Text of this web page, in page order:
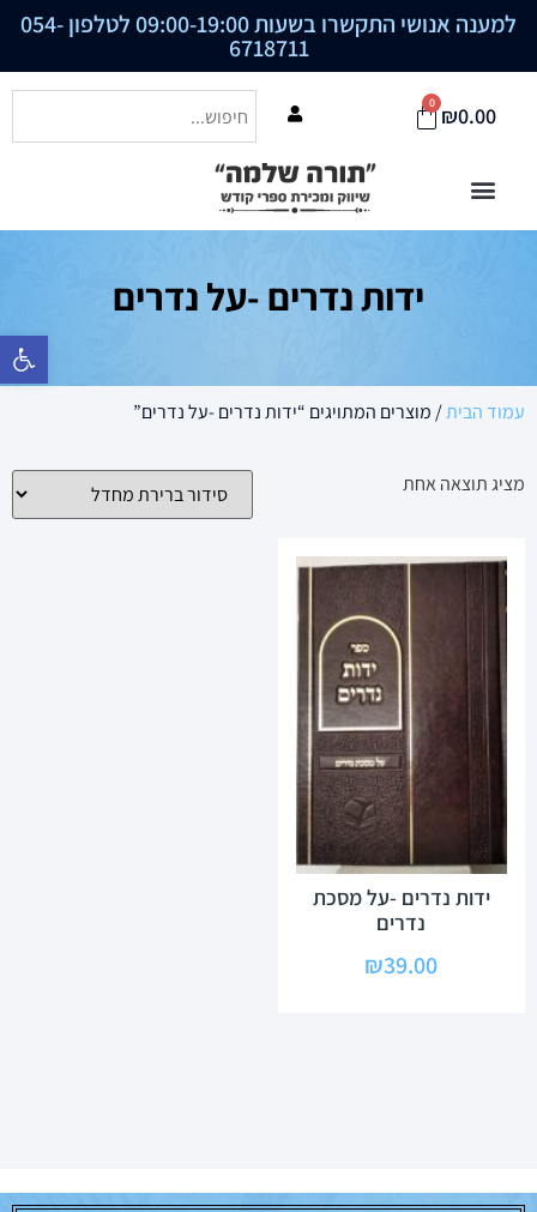
פתח סרגל
למענה אנושי התקשרו בשעות 09:00-19:00 לטלפון 054-
6718711
₪0.00
0
ידות נדרים -על נדרים
עמוד הבית/ מוצרים המתויגים “ידות נדרים -על נדרים”
מציג תוצאה אחת
ידות נדרים -על מסכת
נדרים
₪39.00